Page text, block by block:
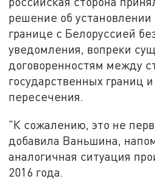
решение об установлении
границе с Белоруссией
уведомления, вопреки
договоренностям между
государственных границ
пересечения.
"К сожалению, это не
добавила Ваньшина,
аналогичная ситуация
2016 года.